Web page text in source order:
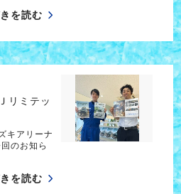
を読む
リミテッ
キアリーナ
のお知ら
を読む